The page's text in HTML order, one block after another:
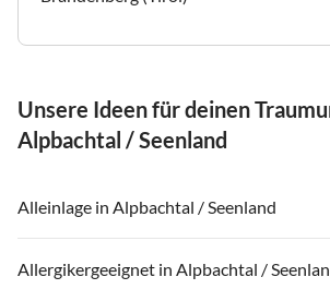
Unsere Ideen für deinen
Alpbachtal / Seenland
Alleinlage in Alpbachtal / Seenland
Allergikergeeignet in Alpbachtal /